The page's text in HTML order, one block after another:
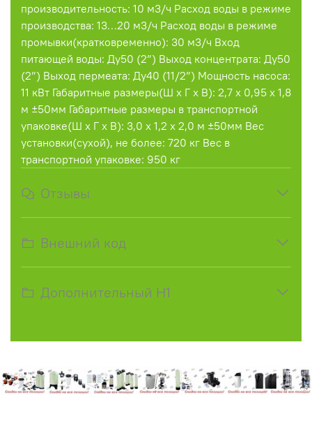
производительность: 10 м3/ч Расход воды в режиме
производства: 13…20 м3/ч Расход воды в режиме
промывки(кратковременно): 30 м3/ч Вход
питающей воды: Ду50 (2”) Выход концентрата: Ду50
(2”) Выход пермеата: Ду40 (11/2”) Мощность насоса:
11 кВт Габаритные размеры(Ш х Г х В): 2,7 х 0,95 х 1,8
м ±50мм Габаритные размеры в транспортной
упаковке(Ш х Г х В): 3,0 х 1,2 х 2,0 м ±50мм Вес
установки(сухой), не более: 720 кг Вес в
транспортной упаковке: 950 кг
Отзывы
Внешний код
Дополнительный H1